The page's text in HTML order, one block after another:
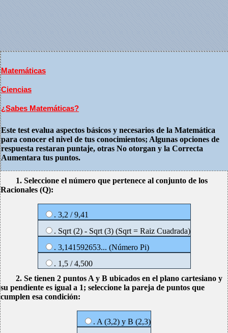
Matemáticas
Ciencias
¿Sabes Matemáticas?
Este test evalua aspectos básicos y necesarios de la Matemática
para conocer el nivel de tus conocimientos; Algunas opciones de
respuesta restaran puntaje, otras No otorgan y la Correcta
Aumentara tus puntos.
1. Seleccione el número que pertenece al conjunto de los
Racionales (Q):
. 3,2 / 9,41
. Sqrt (2) - Sqrt (3) (Sqrt = Raiz Cuadrada)
. 3,141592653... (Número Pi)
. 1,5 / 4,500
2. Se tienen 2 puntos A y B ubicados en el plano cartesiano y
su pendiente es igual a 1; seleccione la pareja de puntos que
cumplen esa condición:
. A (3,2) y B (2,3)